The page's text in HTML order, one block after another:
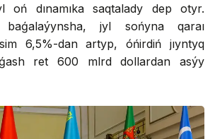
oń dınamıka saqtalady dep otyr.
baǵalaýynsha, jyl sońyna qaraı
6,5%-dan artyp, óńirdiń jıyntyq
ret 600 mlrd dollardan asýy